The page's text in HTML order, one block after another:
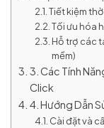
Tiết kiệm
Tối ưu hóa
Hỗ trợ các
mềm)
3. Các Tính
Click
4. Hướng Dẫn
Cài đặt và